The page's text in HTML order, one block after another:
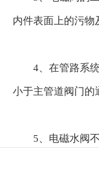
内件表面上的污物
4、在管路系统
小于主管道阀门的
5、电磁水阀不